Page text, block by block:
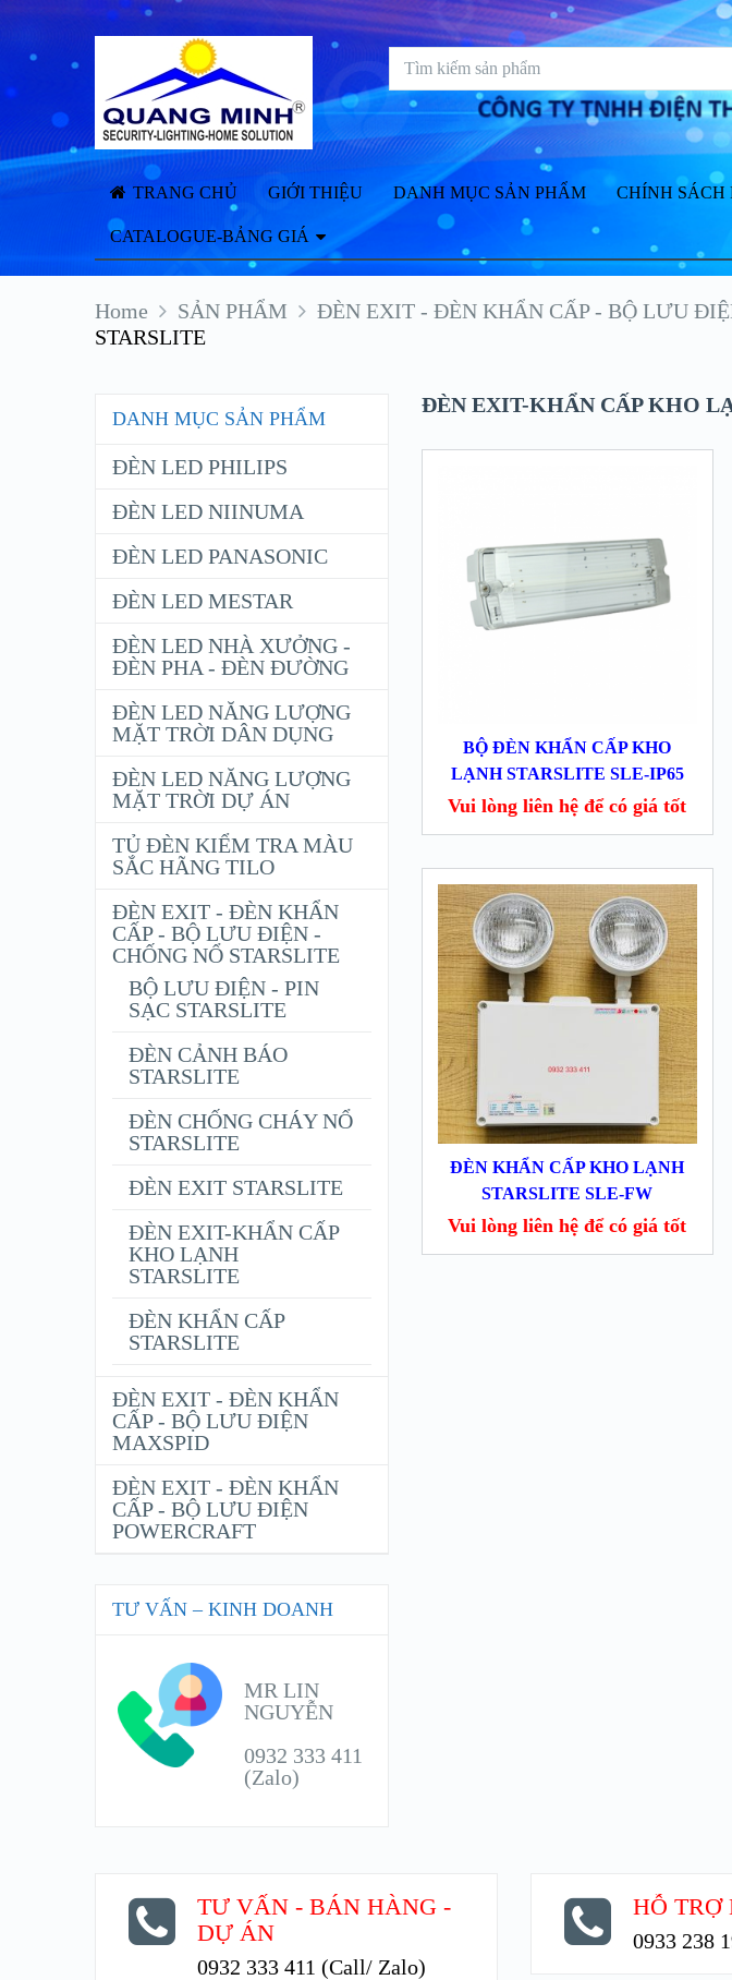
TRANG CHỦ GIỚI THIỆU DANH MỤC SẢN PHẨM CHÍNH SÁCH
CATALOGUE-BẢNG GIÁ
Home SẢN PHẨM ĐÈN EXIT - ĐÈN KHẨN CẤP - BỘ LƯU
STARSLITE
ĐÈN EXIT-KHẨN CẤP KHO
BỘ ĐÈN KHẨN CẤP KHO
LẠNH STARSLITE SLE-IP65
Vui lòng liên hệ để có giá tốt
ĐÈN KHẨN CẤP KHO LẠNH
STARSLITE SLE-FW
Vui lòng liên hệ để có giá tốt
DANH MỤC SẢN PHẨM
ĐÈN LED PHILIPS
ĐÈN LED NIINUMA
ĐÈN LED PANASONIC
ĐÈN LED MESTAR
ĐÈN LED NHÀ XƯỞNG -
ĐÈN PHA - ĐÈN ĐƯỜNG
ĐÈN LED NĂNG LƯỢNG
MẶT TRỜI DÂN DỤNG
ĐÈN LED NĂNG LƯỢNG
MẶT TRỜI DỰ ÁN
TỦ ĐÈN KIỂM TRA MÀU
SẮC HÃNG TILO
ĐÈN EXIT - ĐÈN KHẨN
CẤP - BỘ LƯU ĐIỆN -
CHỐNG NỔ STARSLITE
BỘ LƯU ĐIỆN - PIN
SẠC STARSLITE
ĐÈN CẢNH BÁO
STARSLITE
ĐÈN CHỐNG CHÁY NỔ
STARSLITE
ĐÈN EXIT STARSLITE
ĐÈN EXIT-KHẨN CẤP
KHO LẠNH
STARSLITE
ĐÈN KHẨN CẤP
STARSLITE
ĐÈN EXIT - ĐÈN KHẨN
CẤP - BỘ LƯU ĐIỆN
MAXSPID
ĐÈN EXIT - ĐÈN KHẨN
CẤP - BỘ LƯU ĐIỆN
POWERCRAFT
TƯ VẤN – KINH DOANH
MR LIN
NGUYỄN
0932 333 411
(Zalo)
TƯ VẤN - BÁN HÀNG -
DỰ ÁN
0932 333 411 (Call/ Zalo)
HỖ TRỢ
0933 238